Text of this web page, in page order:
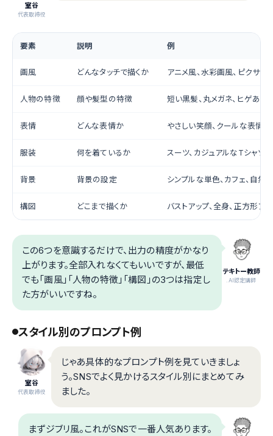
室谷
代表取締役
要素 説明 例
画風 どんなタッチで描くか アニメ風、水彩画風、ピクサー
人物の特徴 顔や髪型の特徴 短い黒髪、丸メガネ、ヒゲあり
表情 どんな表情か やさしい笑顔、クールな表情
服装 何を着ているか スーツ、カジュアルなTシャツ
背景 背景の設定 シンプルな単色、カフェ、自然
構図 どこまで描くか バストアップ、全身、正方形ア
テキトー教師
.AI認定講師
この6つを意識するだけで、出力の精度がかなり
上がります。全部入れなくてもいいですが、最低
でも「画風」「人物の特徴」「構図」の3つは指定し
た方がいいですね。
スタイル別のプロンプト例
室谷
代表取締役
じゃあ具体的なプロンプト例を見ていきましょ
う。SNSでよく見かけるスタイル別にまとめてみ
ました。
まずジブリ風。これがSNSで一番人気あります。